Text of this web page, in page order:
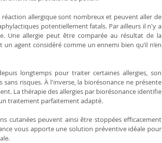
allergique sont nombreux et peuvent aller de
potentiellement fatals. Par ailleurs il n'y a
Une allergie peut être comparée au résultat de la
agent considéré comme un ennemi bien qu’il n’en
longtemps pour traiter certaines allergies, son
risques. À l'inverse, la biorésonance ne présente
La thérapie des allergies par biorésonance identifie
traitement parfaitement adapté.
cutanées peuvent ainsi être stoppées efficacement
vous apporte une solution préventive idéale pour